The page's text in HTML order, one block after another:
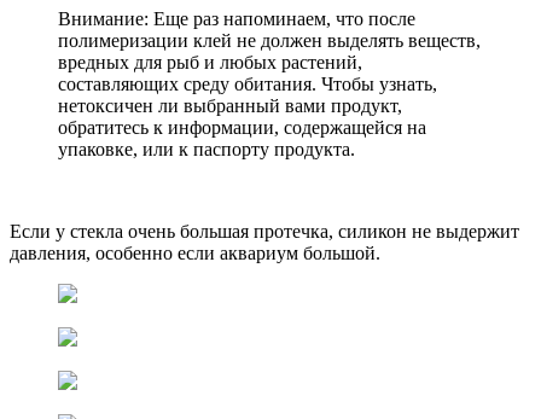
Внимание: Еще раз напоминаем, что после
полимеризации клей не должен выделять веществ,
вредных для рыб и любых растений,
составляющих среду обитания. Чтобы узнать,
нетоксичен ли выбранный вами продукт,
обратитесь к информации, содержащейся на
упаковке, или к паспорту продукта.
Если у стекла очень большая протечка, силикон не выдержит
давления, особенно если аквариум большой.